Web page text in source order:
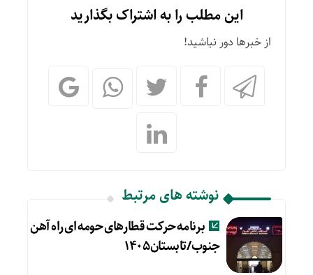
این مطلب را به اشتراک بگذارید
از خبرها دور نباشید!
نوشته های مرتبط
برنامه حرکت قطارهای حومه ای راه آهن
جنوب/تابستان۱۴۰۵